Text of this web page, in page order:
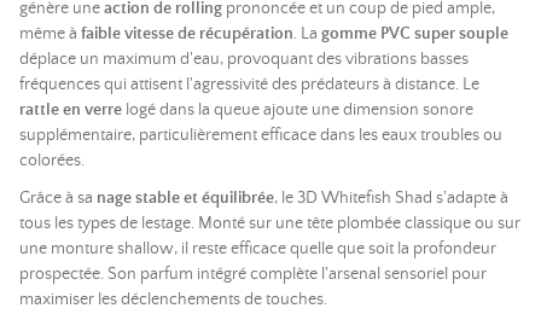
génère uneaction de rolling prononcée et un coup de pied ample,
même à faible vitesse de récupération. La gomme PVC super souple
déplace un maximum d'eau, provoquant des vibrations basses
fréquences qui attisent l'agressivité des prédateurs à distance. Le
rattle en verre logé dans la queue ajoute une dimension sonore
supplémentaire, particulièrement efficace dans les eaux troubles ou
colorées.
Grâce à sa nage stable et équilibrée, le 3D Whitefish Shad s'adapte à
tous les types de lestage. Monté sur une tête plombée classique ou sur
une monture shallow, il reste efficace quelle que soit la profondeur
prospectée. Son parfum intégré complète l'arsenal sensoriel pour
maximiser les déclenchements de touches.